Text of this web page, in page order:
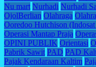
Nu mart Nurhadi Nurhadi
OjolBerlian Olahraga
Ooredoo Hutchison
Operasi Mantap Praja
OPINI PUBLIK Orientasi
Pabrik Sawit PAD PAD
Pajak Kendaraan Kaltim